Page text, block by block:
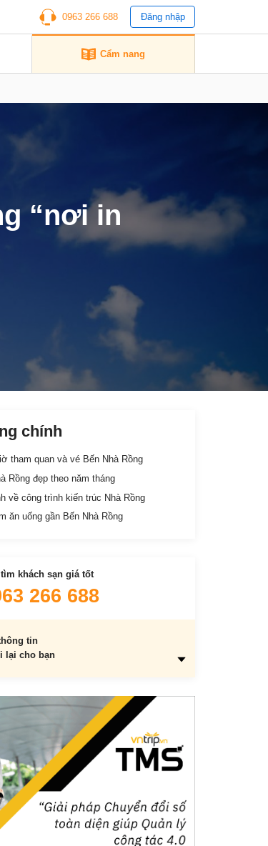
0963 266 688 Đăng nhập
Cẩm nang
“nơi in
chính
tham quan và vé Bến Nhà Rồng
Rồng đẹp theo năm tháng
về công trình kiến trúc Nhà Rồng
ăn uống gần Bến Nhà Rồng
khách sạn giá tốt
266 688
tin
lại cho bạn